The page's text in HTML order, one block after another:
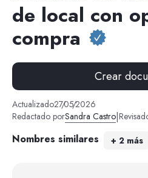
de local con
compra
Crear
Actualizado27/05/2026
Redactado porSandra Castro|
Nombres similares + 2 más